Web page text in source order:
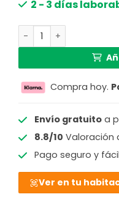
2 - 3 días
Lámpara de pie
Compra hoy.
Envío gratuitoa
8.8/10 Valoración
Pago seguro y fácil
Ver en tu